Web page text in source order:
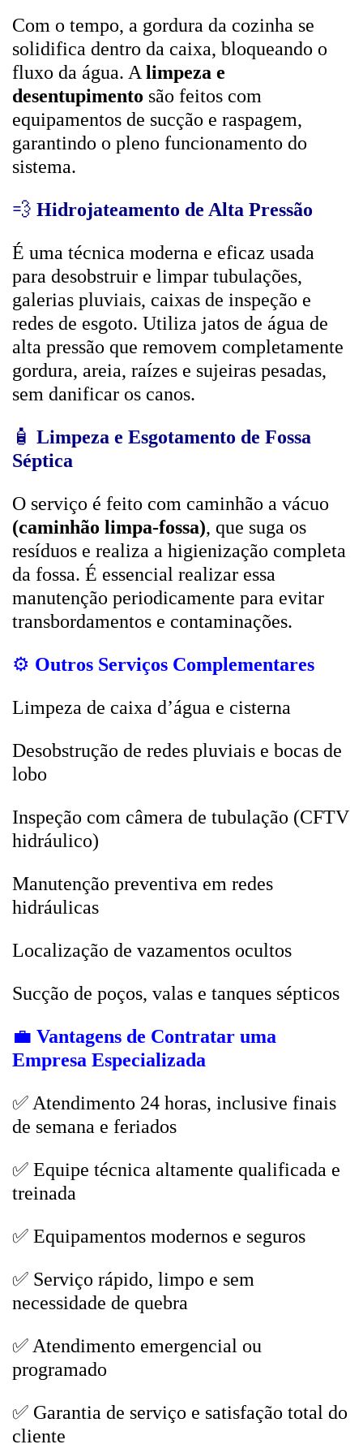
Com o tempo, a gordura da cozinha se
solidifica dentro da caixa, bloqueando o
fluxo da água. A limpeza e
desentupimento são feitos com
equipamentos de sucção e raspagem,
garantindo o pleno funcionamento do
sistema.
💨 Hidrojateamento de Alta Pressão
É uma técnica moderna e eficaz usada
para desobstruir e limpar tubulações,
galerias pluviais, caixas de inspeção e
redes de esgoto. Utiliza jatos de água de
alta pressão que removem completamente
gordura, areia, raízes e sujeiras pesadas,
sem danificar os canos.
🧴 Limpeza e Esgotamento de Fossa
Séptica
O serviço é feito com caminhão a vácuo
(caminhão limpa-fossa), que suga os
resíduos e realiza a higienização completa
da fossa. É essencial realizar essa
manutenção periodicamente para evitar
transbordamentos e contaminações.
⚙️ Outros Serviços Complementares
Limpeza de caixa d’água e cisterna
Desobstrução de redes pluviais e bocas de
lobo
Inspeção com câmera de tubulação (CFTV
hidráulico)
Manutenção preventiva em redes
hidráulicas
Localização de vazamentos ocultos
Sucção de poços, valas e tanques sépticos
💼 Vantagens de Contratar uma
Empresa Especializada
✅ Atendimento 24 horas, inclusive finais
de semana e feriados
✅ Equipe técnica altamente qualificada e
treinada
✅ Equipamentos modernos e seguros
✅ Serviço rápido, limpo e sem
necessidade de quebra
✅ Atendimento emergencial ou
programado
✅ Garantia de serviço e satisfação total do
cliente